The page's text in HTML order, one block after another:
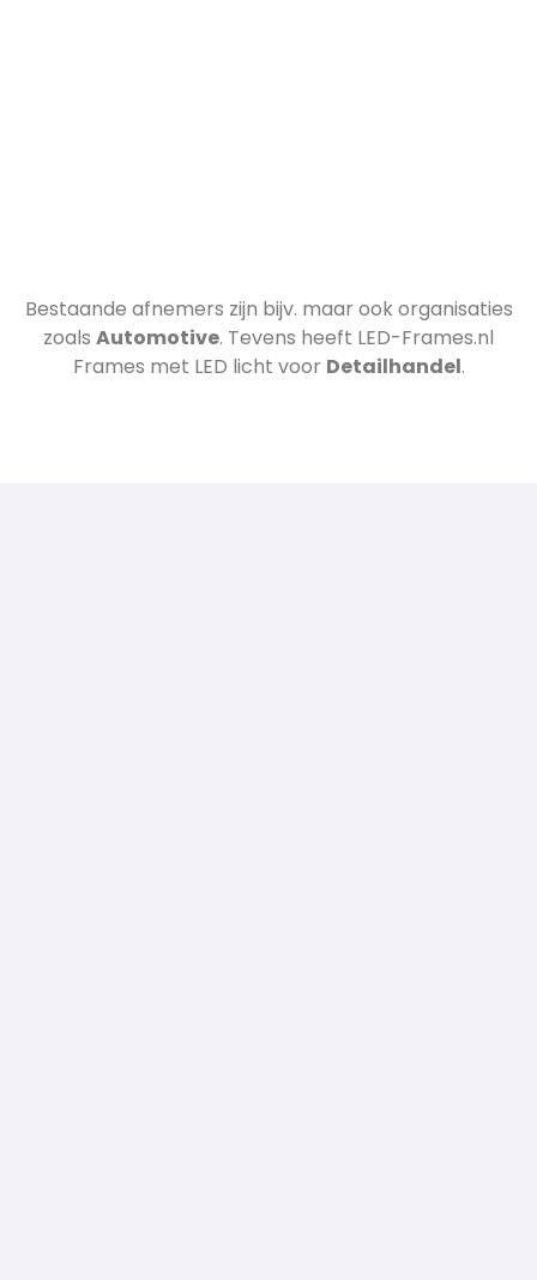
Bestaande afnemers zijn bijv. maar ook organisaties
zoals Automotive. Tevens heeft LED-Frames.nl
Frames met LED licht voor Detailhandel.